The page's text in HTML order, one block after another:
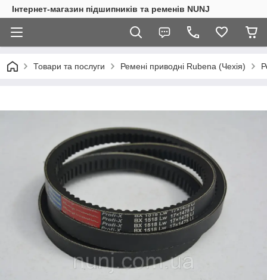
Інтернет-магазин підшипників та ременів NUNJ
Товари та послуги Ремені приводні Rubena (Чехія)